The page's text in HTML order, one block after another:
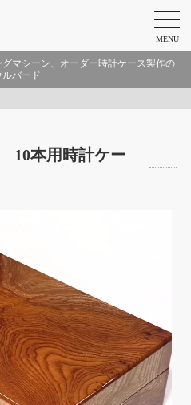
MENU
マシーン、オーダー時計ケース製作の
ルバード
本用時計ケー